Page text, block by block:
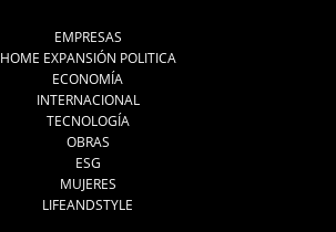
EMPRESAS
HOME EXPANSIÓN POLITICA
ECONOMÍA
INTERNACIONAL
TECNOLOGÍA
OBRAS
ESG
MUJERES
LIFEANDSTYLE